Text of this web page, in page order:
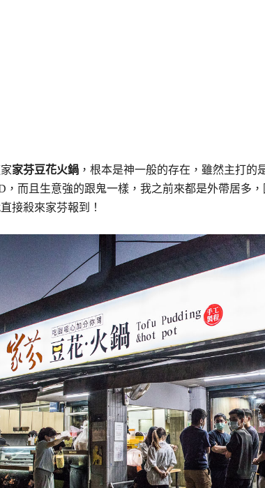
家芬豆花火鍋 ，根本是神一般的存在，雖然主打
，而且生意強的跟鬼一樣，我之前來都是外帶居多
接殺來家芬報到！